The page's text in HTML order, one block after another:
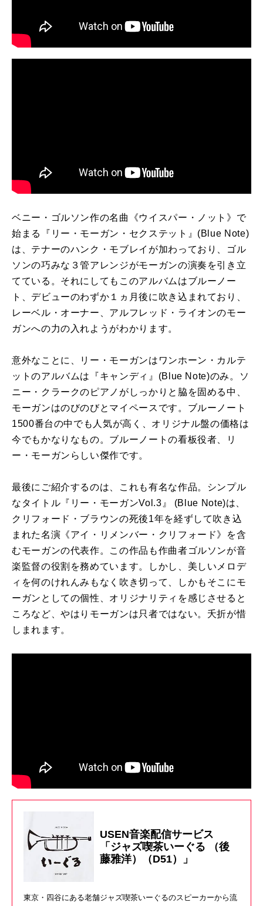
ベニー・ゴルソン作の名曲《ウイスパー・ノット》で
始まる『リー・モーガン・セクステット』(Blue Note)
は、テナーのハンク・モブレイが加わっており、ゴル
ソンの巧みな３管アレンジがモーガンの演奏を引き立
てている。それにしてもこのアルバムはブルーノー
ト、デビューのわずか１ヵ月後に吹き込まれており、
レーベル・オーナー、アルフレッド・ライオンのモー
ガンへの力の入れようがわかります。
意外なことに、リー・モーガンはワンホーン・カルテ
ットのアルバムは『キャンディ』(Blue Note)のみ。ソ
ニー・クラークのピアノがしっかりと脇を固める中、
モーガンはのびのびとマイペースです。ブルーノート
1500番台の中でも人気が高く、オリジナル盤の価格は
今でもかなりなもの。ブルーノートの看板役者、リ
ー・モーガンらしい傑作です。
最後にご紹介するのは、これも有名な作品。シンプル
なタイトル『リー・モーガンVol.3』 (Blue Note)は、
クリフォード・ブラウンの死後1年を経ずして吹き込
まれた名演《アイ・リメンバー・クリフォード》を含
むモーガンの代表作。この作品も作曲者ゴルソンが音
楽監督の役割を務めています。しかし、美しいメロデ
ィを何のけれんみもなく吹き切って、しかもそこにモ
ーガンとしての個性、オリジナリティを感じさせると
ころなど、やはりモーガンは只者ではない。夭折が惜
しまれます。
USEN音楽配信サービス
「ジャズ喫茶いーぐる （後
藤雅洋）（D51）」
東京・四谷にある老舗ジャズ喫茶いーぐるのスピーカーから流